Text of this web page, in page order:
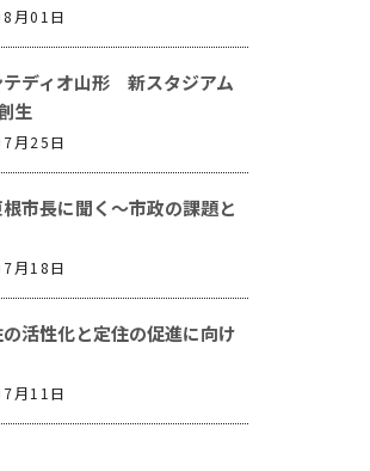
月01日
ディオ山形 新スタジアム
生
月25日
市長に聞く～市政の課題と
月18日
活性化と定住の促進に向け
月11日